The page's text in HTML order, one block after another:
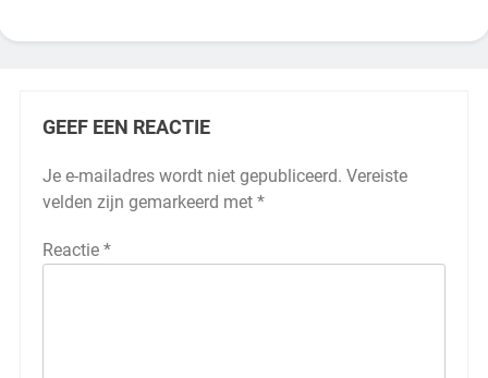
GEEF EEN REACTIE
Je e-mailadres wordt niet gepubliceerd. Vereiste
velden zijn gemarkeerd met *
Reactie *